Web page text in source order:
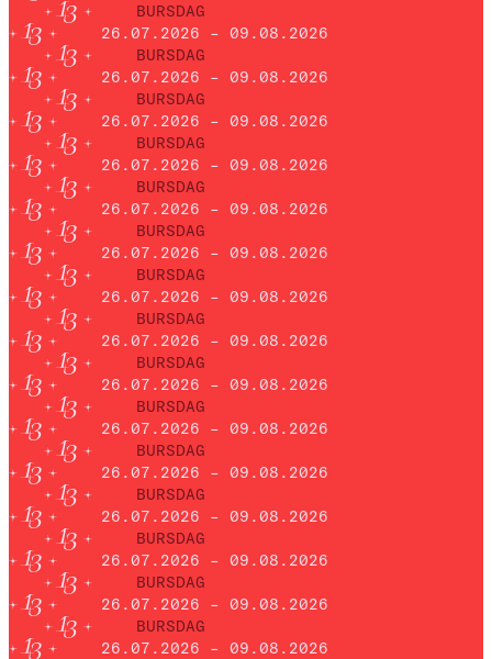
BURSDAG
26.07.2026 – 09.08.2026
BURSDAG
26.07.2026 – 09.08.2026
BURSDAG
26.07.2026 – 09.08.2026
BURSDAG
26.07.2026 – 09.08.2026
BURSDAG
26.07.2026 – 09.08.2026
BURSDAG
26.07.2026 – 09.08.2026
BURSDAG
26.07.2026 – 09.08.2026
BURSDAG
26.07.2026 – 09.08.2026
BURSDAG
26.07.2026 – 09.08.2026
BURSDAG
26.07.2026 – 09.08.2026
BURSDAG
26.07.2026 – 09.08.2026
BURSDAG
26.07.2026 – 09.08.2026
BURSDAG
26.07.2026 – 09.08.2026
BURSDAG
26.07.2026 – 09.08.2026
BURSDAG
26.07.2026 – 09.08.2026